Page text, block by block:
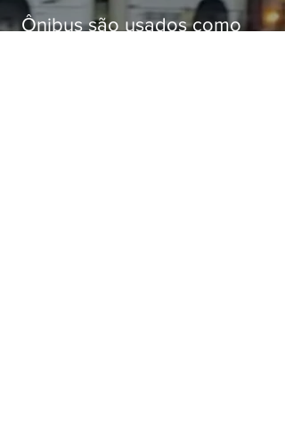
Ônibus são usados como